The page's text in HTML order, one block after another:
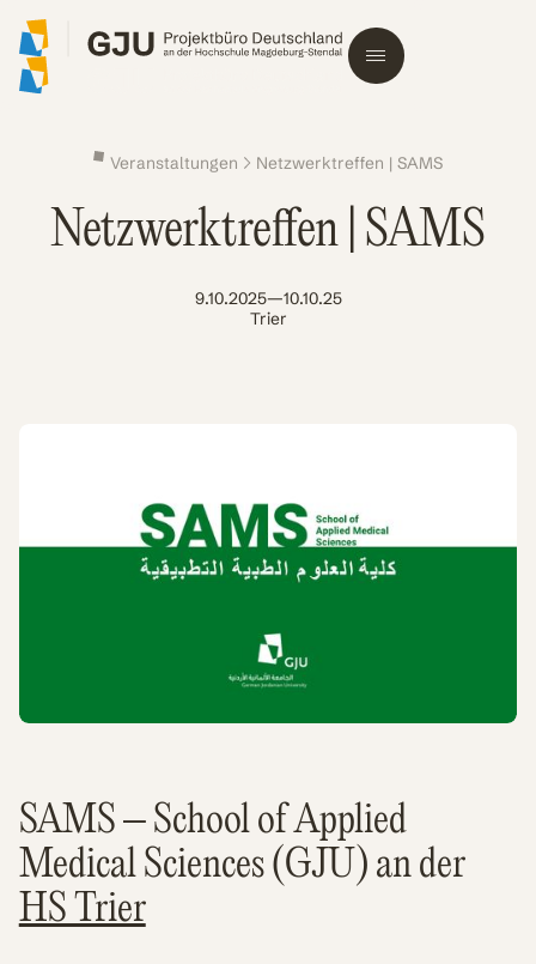
Veranstaltungen Netzwerktreffen | SAMS
Netzwerktreffen | SAMS
9.10.2025—10.10.25
Trier
SAMS – School of Applied
Medical Sciences (GJU) an der
HS Trier